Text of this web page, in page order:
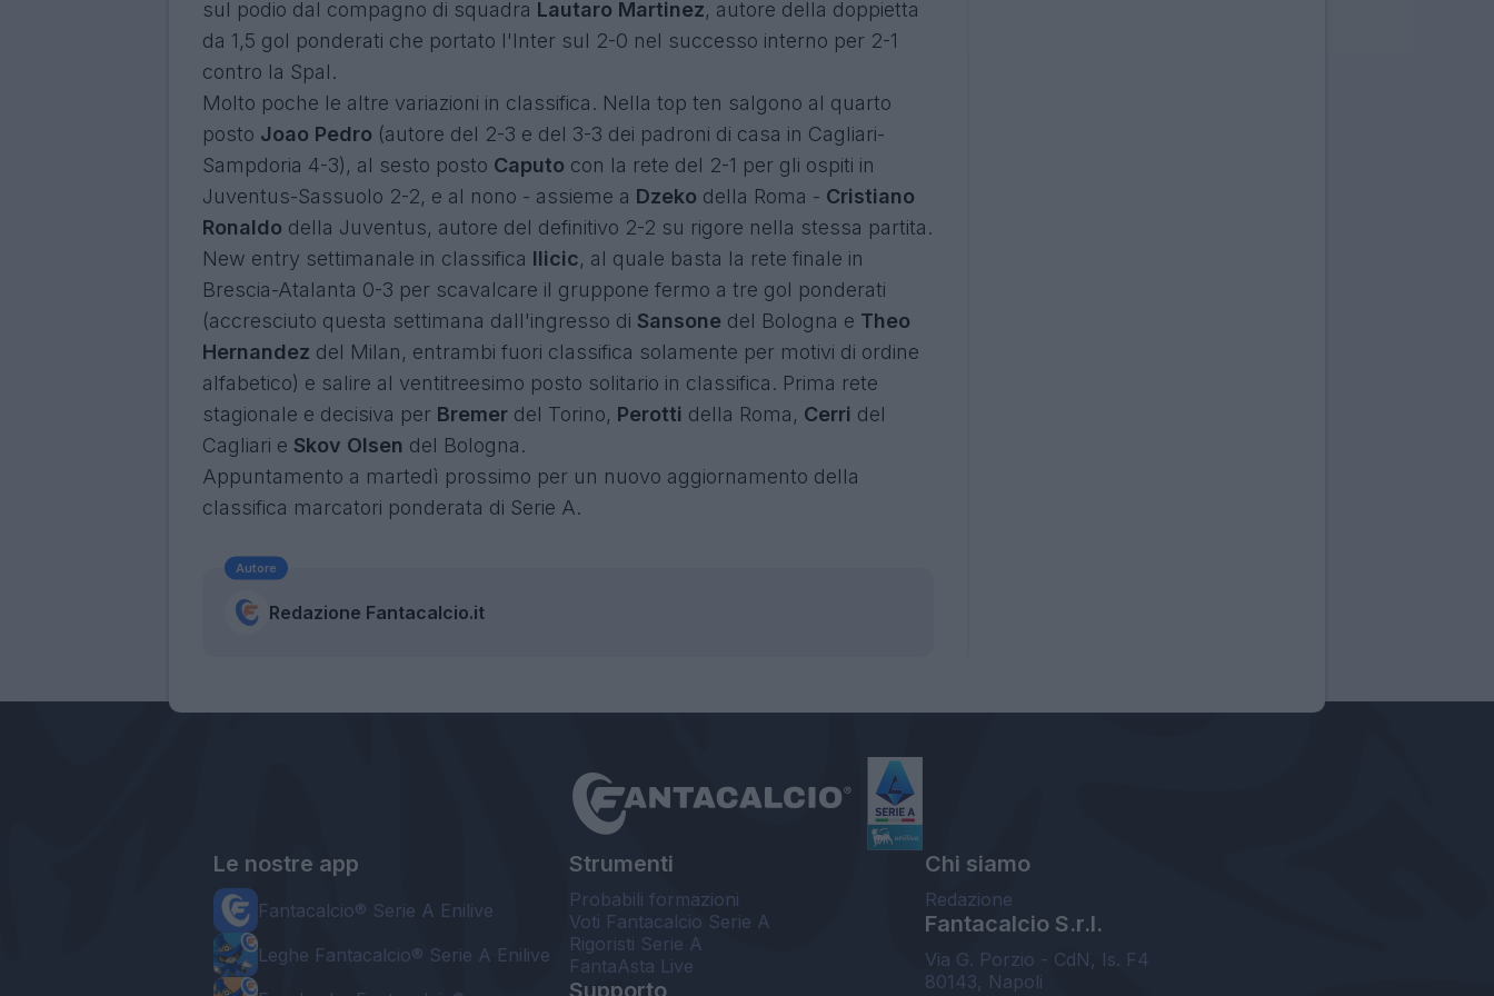
sul podio dal compagno di squadra Lautaro Martinez, autore della doppietta
da 1,5 gol ponderati che portato l'Inter sul 2-0 nel successo interno per 2-1
contro la Spal.
Molto poche le altre variazioni in classifica. Nella top ten salgono al quarto
posto Joao Pedro (autore del 2-3 e del 3-3 dei padroni di casa in Cagliari-
Sampdoria 4-3), al sesto posto Caputo con la rete del 2-1 per gli ospiti in
Juventus-Sassuolo 2-2, e al nono - assieme a Dzeko della Roma - Cristiano
Ronaldo della Juventus, autore del definitivo 2-2 su rigore nella stessa partita.
New entry settimanale in classifica Ilicic, al quale basta la rete finale in
Brescia-Atalanta 0-3 per scavalcare il gruppone fermo a tre gol ponderati
(accresciuto questa settimana dall'ingresso di Sansone del Bologna e Theo
Hernandez del Milan, entrambi fuori classifica solamente per motivi di ordine
alfabetico) e salire al ventitreesimo posto solitario in classifica. Prima rete
stagionale e decisiva per Bremer del Torino, Perotti della Roma, Cerri del
Cagliari e Skov Olsen del Bologna.
Appuntamento a martedì prossimo per un nuovo aggiornamento della
classifica marcatori ponderata di Serie A.
Autore
Redazione Fantacalcio.it
Le nostre app
Fantacalcio® Serie A Enilive
Leghe Fantacalcio® Serie A Enilive
Strumenti
Probabili formazioni
Voti Fantacalcio Serie A
Rigoristi Serie A
FantaAsta Live
Chi siamo
Redazione
Fantacalcio S.r.l.
Via G. Porzio - CdN, Is. F4
80143, Napoli